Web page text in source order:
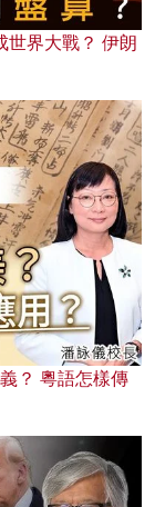
世界大戰？ 伊朗
？ 粵語怎樣傳